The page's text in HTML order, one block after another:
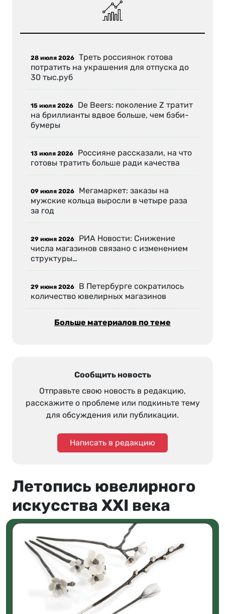
28 июля 2026 Треть россиянок готова
потратить на украшения для отпуска до
30 тыс.руб
15 июля 2026 De Beers: поколение Z тратит
на бриллианты вдвое больше, чем бэби-
бумеры
13 июля 2026 Россияне рассказали, на что
готовы тратить больше ради качества
09 июля 2026 Мегамаркет: заказы на
мужские кольца выросли в четыре раза
за год
29 июня 2026 РИА Новости: Снижение
числа магазинов связано с изменением
структуры…
29 июня 2026 В Петербурге сократилось
количество ювелирных магазинов
Больше материалов по теме
Сообщить новость
Отправьте свою новость в редакцию,
расскажите о проблеме или подкиньте тему
для обсуждения или публикации.
Написать в редакцию
Летопись ювелирного
искусства XXI века